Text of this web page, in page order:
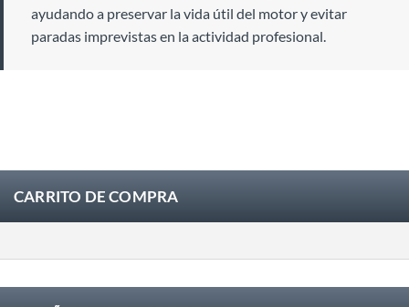
ayudando a preservar la vida útil del motor y evitar
paradas imprevistas en la actividad profesional.
CARRITO DE COMPRA